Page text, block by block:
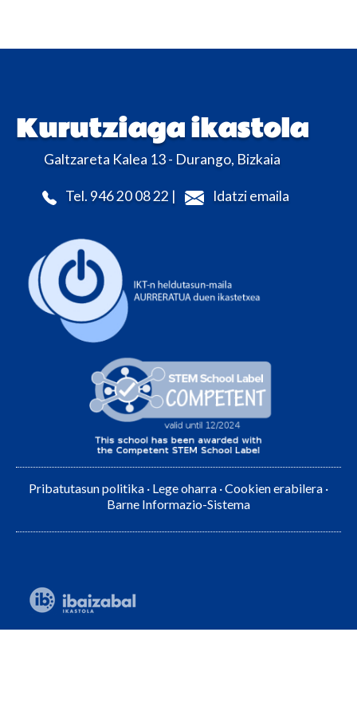
Kurutziaga ikastola
Galtzareta Kalea 13 - Durango, Bizkaia
Tel. 946 20 08 22 | Idatzi emaila
Pribatutasun politika · Lege oharra ·Cookien erabilera ·
Barne Informazio-Sistema